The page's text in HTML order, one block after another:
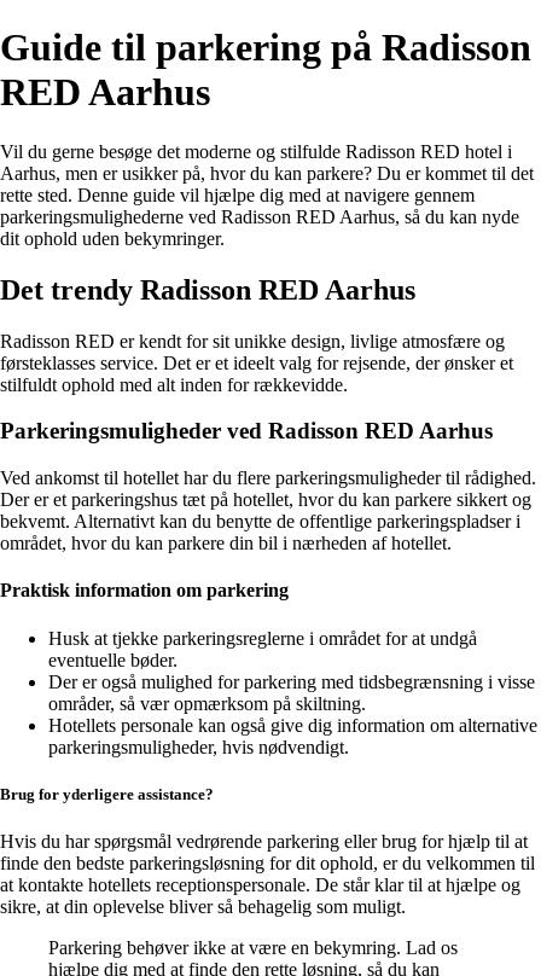
Guide til parkering på Radisson
RED Aarhus
Vil du gerne besøge det moderne og stilfulde Radisson RED hotel i
Aarhus, men er usikker på, hvor du kan parkere? Du er kommet til det
rette sted. Denne guide vil hjælpe dig med at navigere gennem
parkeringsmulighederne ved Radisson RED Aarhus, så du kan nyde
dit ophold uden bekymringer.
Det trendy Radisson RED Aarhus
Radisson RED er kendt for sit unikke design, livlige atmosfære og
førsteklasses service. Det er et ideelt valg for rejsende, der ønsker et
stilfuldt ophold med alt inden for rækkevidde.
Parkeringsmuligheder ved Radisson RED Aarhus
Ved ankomst til hotellet har du flere parkeringsmuligheder til rådighed.
Der er et parkeringshus tæt på hotellet, hvor du kan parkere sikkert og
bekvemt. Alternativt kan du benytte de offentlige parkeringspladser i
området, hvor du kan parkere din bil i nærheden af hotellet.
Praktisk information om parkering
Husk at tjekke parkeringsreglerne i området for at undgå
eventuelle bøder.
Der er også mulighed for parkering med tidsbegrænsning i visse
områder, så vær opmærksom på skiltning.
Hotellets personale kan også give dig information om alternative
parkeringsmuligheder, hvis nødvendigt.
Brug for yderligere assistance?
Hvis du har spørgsmål vedrørende parkering eller brug for hjælp til at
finde den bedste parkeringsløsning for dit ophold, er du velkommen til
at kontakte hotellets receptionspersonale. De står klar til at hjælpe og
sikre, at din oplevelse bliver så behagelig som muligt.
Parkering behøver ikke at være en bekymring. Lad os
hjælpe dig med at finde den rette løsning, så du kan